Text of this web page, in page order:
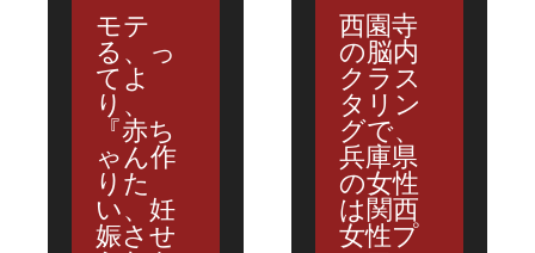
モテ
る、っ
てよ
り、
『赤ち
ゃん作
りた
い、妊
娠させ
西園寺
の脳内
クラス
タリン
グで、
兵庫県
の女性
は関西
女性プ